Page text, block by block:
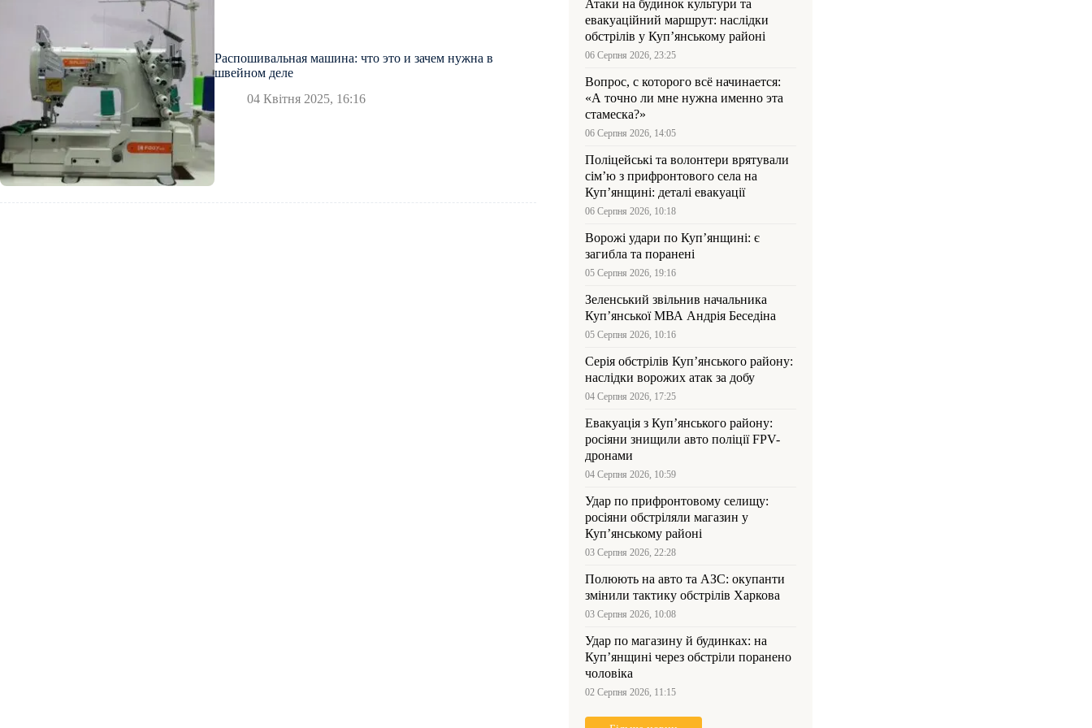
Распошивальная машина: что это и зачем нужна в
швейном деле
04 Квітня 2025, 16:16
Атаки на будинок культури та
евакуаційний маршрут: наслідки
обстрілів у Куп’янському районі
06 Серпня 2026, 23:25
Вопрос, с которого всё начинается:
«А точно ли мне нужна именно эта
стамеска?»
06 Серпня 2026, 14:05
Поліцейські та волонтери врятували
сім’ю з прифронтового села на
Куп’янщині: деталі евакуації
06 Серпня 2026, 10:18
Ворожі удари по Куп’янщині: є
загибла та поранені
05 Серпня 2026, 19:16
Зеленський звільнив начальника
Купʼянської МВА Андрія Беседіна
05 Серпня 2026, 10:16
Серія обстрілів Куп’янського району:
наслідки ворожих атак за добу
04 Серпня 2026, 17:25
Евакуація з Куп’янського району:
росіяни знищили авто поліції FPV-
дронами
04 Серпня 2026, 10:59
Удар по прифронтовому селищу:
росіяни обстріляли магазин у
Куп’янському районі
03 Серпня 2026, 22:28
Полюють на авто та АЗС: окупанти
змінили тактику обстрілів Харкова
03 Серпня 2026, 10:08
Удар по магазину й будинках: на
Куп’янщині через обстріли поранено
чоловіка
02 Серпня 2026, 11:15